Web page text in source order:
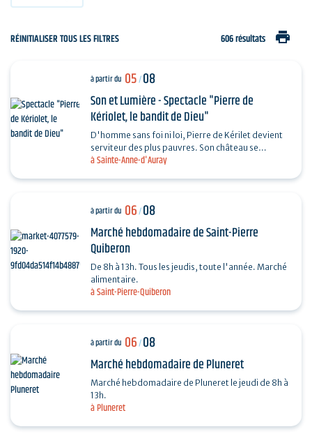
RÉINITIALISER TOUS LES FILTRES 606 résultats print
à Sainte-Anne-d'Auray
à partir du 05/08
Son et Lumière - Spectacle "Pierre de
Kériolet, le bandit de Dieu"
D'homme sans foi ni loi, Pierre de Kérilet devient
serviteur des plus pauvres. Son château se
transforme en refuge, sa vie en offrande.
à Saint-Pierre-Quiberon
à partir du 06/08
Marché hebdomadaire de Saint-Pierre
Quiberon
De 8h à 13h. Tous les jeudis, toute l'année. Marché
alimentaire.
à Pluneret
à partir du 06/08
Marché hebdomadaire de Pluneret
Marché hebdomadaire de Pluneret le jeudi de 8h à
13h.